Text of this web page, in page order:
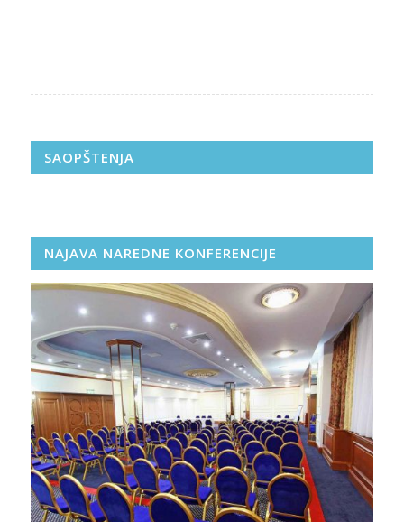
SAOPŠTENJA
NAJAVA NAREDNE KONFERENCIJE